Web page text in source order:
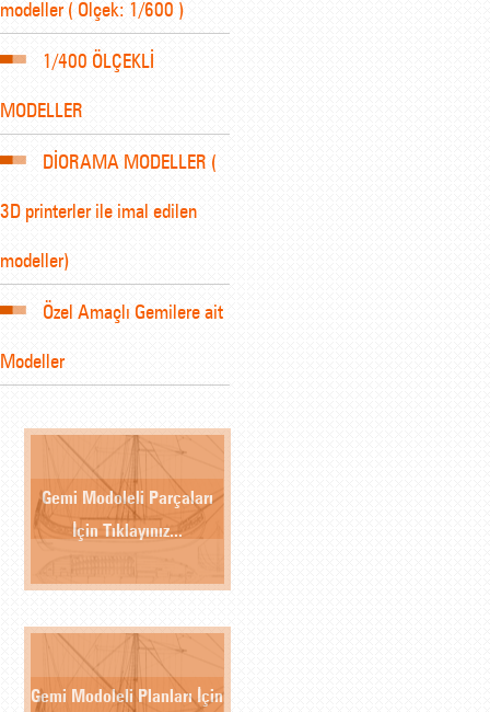
modeller ( Ölçek: 1/600 )
1/400 ÖLÇEKLİ
MODELLER
DİORAMA MODELLER (
3D printerler ile imal edilen
modeller)
Özel Amaçlı Gemilere ait
Modeller
Gemi Modoleli Parçaları
İçin Tıklayınız...
Gemi Modoleli Planları İçin